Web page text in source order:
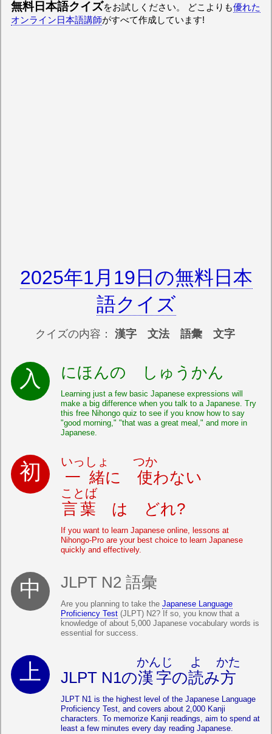
無料日本語クイズ をお試しください。 どこよりも優れた
オンライン日本語講師がすべて作成しています!
2025年1月19日の無料日本
語クイズ
クイズの内容： 漢字 文法 語彙 文字
にほんの しゅうかん
Learning just a few basic Japanese expressions will
make a big difference when you talk to a Japanese. Try
this free Nihongo quiz to see if you know how to say
"good morning," "that was a great meal," and more in
Japanese.
一緒
いっしょ
に 使
つか
わない
言葉
ことば
は どれ?
If you want to learn Japanese online, lessons at
Nihongo-Pro are your best choice to learn Japanese
quickly and effectively.
JLPT N2 語彙
Are you planning to take the Japanese Language
Proficiency Test (JLPT) N2? If so, you know that a
knowledge of about 5,000 Japanese vocabulary words is
essential for success.
JLPT N1の漢字
かんじ
の読
よ
み方
かた
JLPT N1 is the highest level of the Japanese Language
Proficiency Test, and covers about 2,000 Kanji
characters. To memorize Kanji readings, aim to spend at
least a few minutes every day reading Japanese.